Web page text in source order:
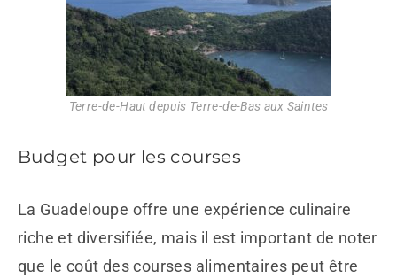
Terre-de-Haut depuis Terre-de-Bas aux Saintes
Budget pour les courses
La Guadeloupe offre une expérience culinaire
riche et diversifiée, mais il est important de noter
que le coût des courses alimentaires peut être